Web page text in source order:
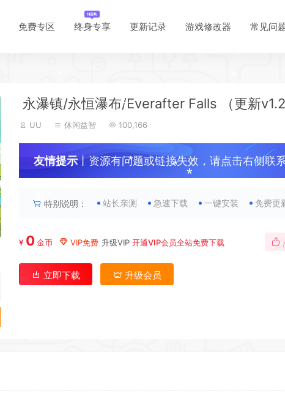
免费专区 终身专享 更新记录 游戏修改器 常见问
永瀑镇/永恒瀑布/Everafter Falls （更新
UU 休闲益智 100,166
友情提示丨资源有问题或链接失效，请点击右侧联
特别说明： 站长亲测 急速下载 一键安装 免费更
¥ 0 金币 VIP免费 升级VIP 开通VIP会员全站免费下载
立即下载 升级会员
*
*
*
*
*